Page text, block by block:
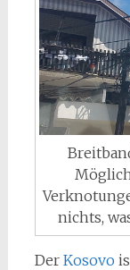
nichts,
Der Kosovo